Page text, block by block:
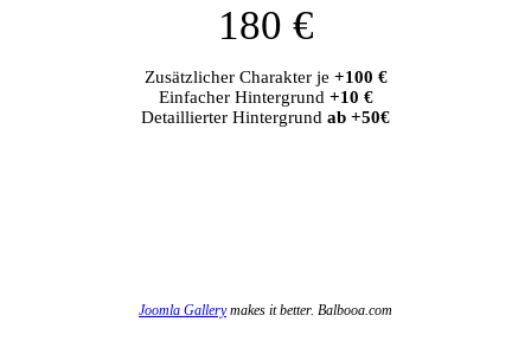
180 €
Zusätzlicher Charakter je +100 €
Einfacher Hintergrund +10 €
Detaillierter Hintergrund ab +50€
Joomla Gallerymakes it better. Balbooa.com